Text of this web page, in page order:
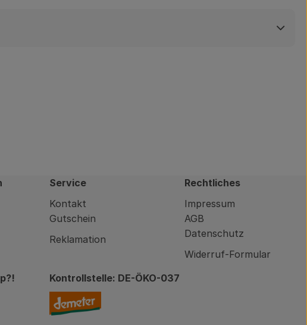
Service
Kontakt
Gutschein
Reklamation
Rechtliches
Impressum
AGB
Datenschutz
Widerruf-Formular
brodowin-app.html
Kontrollstelle: DE-ÖKO-037